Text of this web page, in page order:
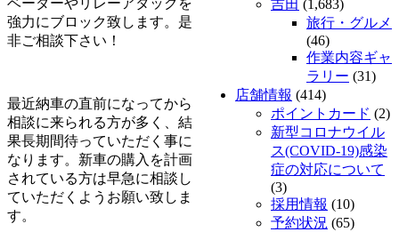
ベーダーやリレーアタックを
強力にブロック致します。是
非ご相談下さい！
最近納車の直前になってから
相談に来られる方が多く、結
果長期間待っていただく事に
なります。新車の購入を計画
されている方は早急に相談し
ていただくようお願い致しま
す。
吉田 (1,683)
旅行・グルメ
(46)
作業内容ギャ
ラリー (31)
店舗情報 (414)
ポイントカード (2)
新型コロナウイル
ス(COVID-19)感染
症の対応について
(3)
採用情報 (10)
予約状況 (65)